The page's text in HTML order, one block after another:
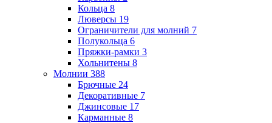
Кольца 8
Люверсы 19
Ограничители для молний 7
Полукольца 6
Пряжки-рамки 3
Хольнитены 8
Молнии 388
Брючные 24
Декоративные 7
Джинсовые 17
Карманные 8